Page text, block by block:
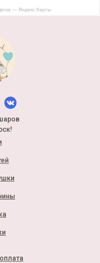
— Яндекс Карты